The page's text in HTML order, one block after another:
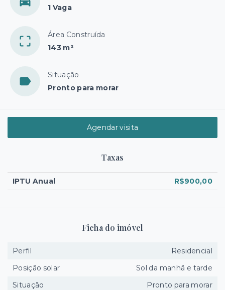
1 Vaga
Área Construída
143 m²
Situação
Pronto para morar
Agendar visita
Taxas
IPTU Anual R$900,00
Ficha do imóvel
Perfil
Residencial
Posição solar
Sol da manhã e tarde
Situação
Pronto para morar